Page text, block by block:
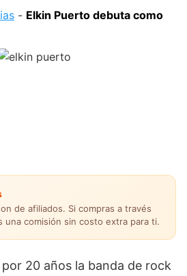
- Elkin Puerto debuta como
de afiliados. Si compras a través
una comisión sin costo extra para ti.
20 años la banda de rock